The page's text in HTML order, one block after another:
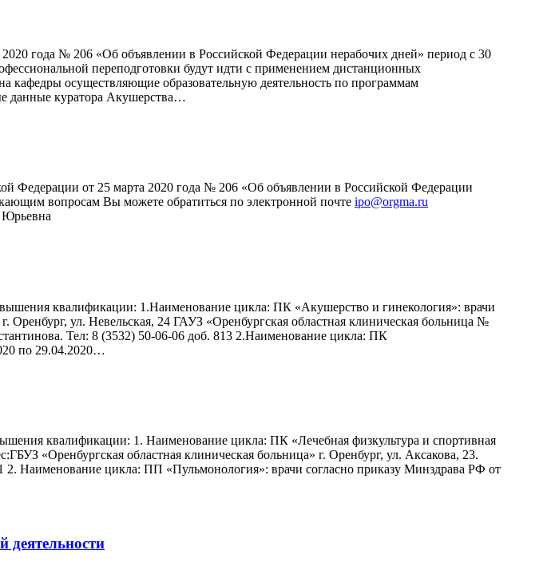
года № 206 «Об объявлении в Российской Федерации нерабочих дней» период с 30
переподготовки будут идти с применением дистанционных
кафедры осуществляющие образовательную деятельность по программам
данные куратора Акушерства…
Федерации от 25 марта 2020 года № 206 «Об объявлении в Российской Федерации
вопросам Вы можете обратиться по электронной почте ipo@orgma.ru
Юрьевна
квалификации: 1.Наименование цикла: ПК «Акушерство и гинекология»: врачи
ул. Невельская, 24 ГАУЗ «Оренбургская областная клиническая больница №
Тел: 8 (3532) 50-06-06 доб. 813 2.Наименование цикла: ПК
по 29.04.2020…
квалификации: 1. Наименование цикла: ПК «Лечебная физкультура и спортивная
«Оренбургская областная клиническая больница» г. Оренбург, ул. Аксакова, 23.
Наименование цикла: ПП «Пульмонология»: врачи согласно приказу Минздрава РФ от
деятельности